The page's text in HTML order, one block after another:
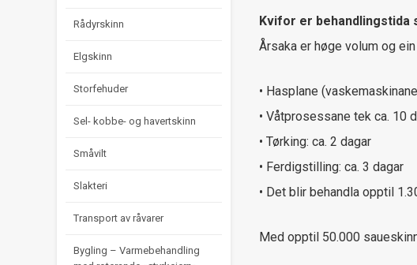
Rådyrskinn
Elgskinn
Storfehuder
Sel- kobbe- og havertskinn
Småvilt
Slakteri
Transport av råvarer
Bygling – Varmebehandling
Kvifor er behandlingstida
Årsaka er høge volum og
• Hasplane
• Våtprosessane tek ca. 10
• Tørking: ca. 2 dagar
• Ferdigstilling: ca. 3 dagar
• Det blir behandla opptil
Med opptil 50.000